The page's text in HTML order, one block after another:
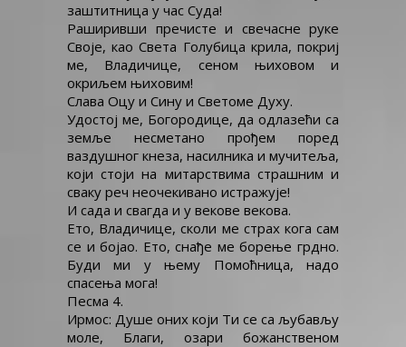
заштитница у час Суда!
Раширивши пречисте и свечасне руке
Своје, као Света Голубица крила, покриј
ме, Владичице, сеном њиховом и
окриљем њиховим!
Слава Оцу и Сину и Светоме Духу.
Удостој ме, Богородице, да одлазећи са
земље несметано прођем поред
ваздушног кнеза, насилника и мучитеља,
који стоји на митарствима страшним и
сваку реч неочекивано истражује!
И сада и свагда и у векове векова.
Ето, Владичице, сколи ме страх кога сам
се и бојао. Ето, снађе ме борење грдно.
Буди ми у њему Помоћница, надо
спасења мога!
Песма 4.
Ирмос: Душе оних који Ти се са љубављу
моле, Благи, озари божанственом